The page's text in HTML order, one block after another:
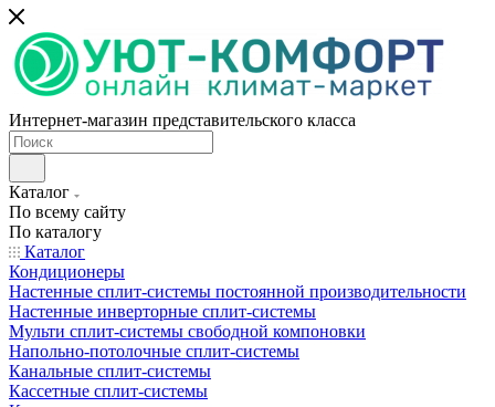
Интернет-магазин представительского класса
Каталог
По всему сайту
По каталогу
Каталог
Кондиционеры
Настенные сплит-системы постоянной производительности
Настенные инверторные сплит-системы
Мульти сплит-системы свободной компоновки
Напольно-потолочные сплит-системы
Канальные сплит-системы
Кассетные сплит-системы